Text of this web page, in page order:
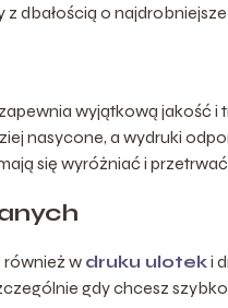
dbałością o najdrobniejsze
wyjątkową jakość i
nasycone, a wydruki
się wyróżniać i
również w druku uloteki
gdy chcesz